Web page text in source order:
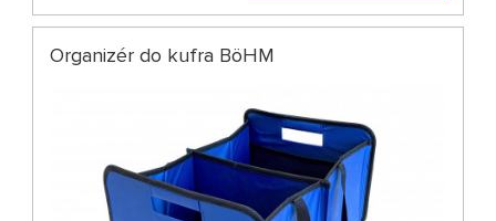
Organizér do kufra BöHM